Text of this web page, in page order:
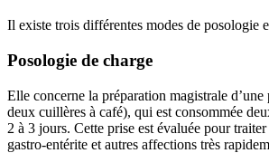
Il existe trois différentes modes de posologie
Posologie de charge
Elle concerne la préparation magistrale
deux cuillères à café), qui est consommée
2 à 3 jours. Cette prise est évaluée pour
gastro-entérite et autres affections très